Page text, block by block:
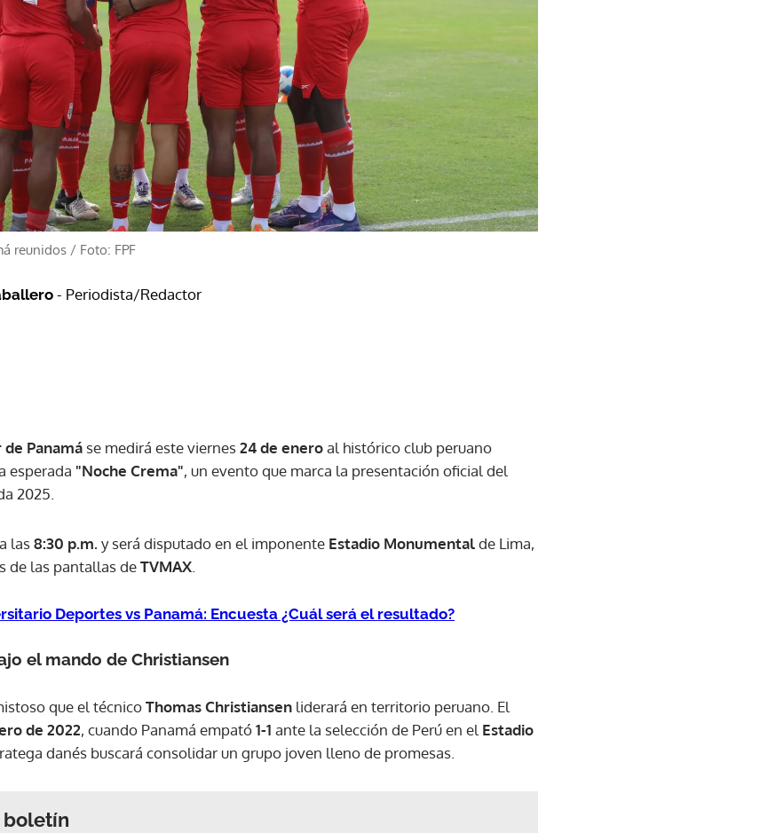
reunidos / Foto: FPF
- Periodista/Redactor
Panamá se medirá este viernes24 de eneroal histórico club peruano
esperada "Noche Crema", un evento que marca la presentación oficial del
2025.
las8:30 p.m.y será disputado en el imponente Estadio Monumentalde Lima,
de las pantallas deTVMAX
Deportes vs Panamá: Encuesta ¿Cuál será el resultado?
el mando de Christiansen
que el técnicoThomas Christiansen liderará en territorio peruano. El
de 2022, cuando Panamá empató1-1 ante la selección de Perú en el Estadio
danés buscará consolidar un grupo joven lleno de promesas.
boletín